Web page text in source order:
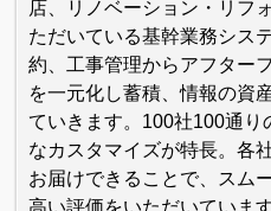
店、リノベーション・リフ
ただいている基幹業務シス
約、工事管理からアフター
を一元化し蓄積、情報の資
ていきます。100社100通り
なカスタマイズが特長。各
お届けできることで、スム
高い評価をいただいています